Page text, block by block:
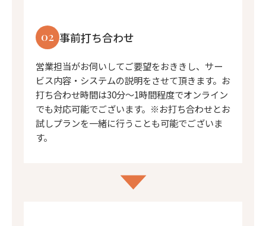
02 事前打ち合わせ
営業担当がお伺いしてご要望をおききし、サー
ビス内容・システムの説明をさせて頂きます。お
打ち合わせ時間は30分〜1時間程度でオンライン
でも対応可能でございます。※お打ち合わせとお
試しプランを一緒に行うことも可能でございま
す。